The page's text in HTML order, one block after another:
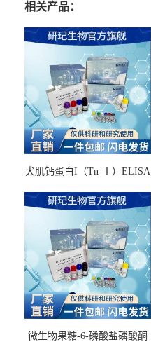
相关产品：
犬肌钙蛋白I（Tn-Ⅰ）ELISA
微生物果糖-6-磷酸盐磷酸酮